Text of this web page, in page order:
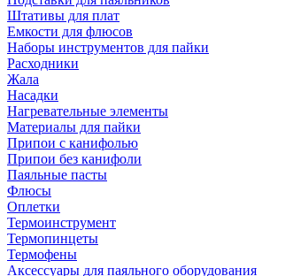
Штативы для плат
Емкости для флюсов
Наборы инструментов для пайки
Расходники
Жала
Насадки
Нагревательные элементы
Материалы для пайки
Припои с канифолью
Припои без канифоли
Паяльные пасты
Флюсы
Оплетки
Термоинструмент
Термопинцеты
Термофены
Аксессуары для паяльного оборудования